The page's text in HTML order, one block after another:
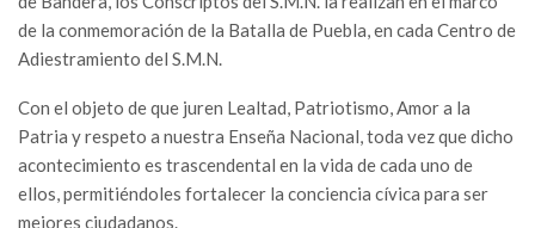
de la conmemoración de la Batalla de Puebla, en cada Centro de
Adiestramiento del S.M.N.
Con el objeto de que juren Lealtad, Patriotismo, Amor a la
Patria y respeto a nuestra Enseña Nacional, toda vez que dicho
acontecimiento es trascendental en la vida de cada uno de
ellos, permitiéndoles fortalecer la conciencia cívica para ser
mejores ciudadanos.